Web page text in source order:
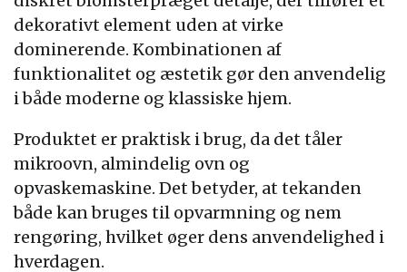
dekorativt element uden at virke
dominerende. Kombinationen af
funktionalitet og æstetik gør den anvendelig
i både moderne og klassiske hjem.
Produktet er praktisk i brug, da det tåler
mikroovn, almindelig ovn og
opvaskemaskine. Det betyder, at tekanden
både kan bruges til opvarmning og nem
rengøring, hvilket øger dens anvendelighed i
hverdagen.